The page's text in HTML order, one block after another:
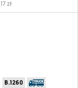
zł
B.1260